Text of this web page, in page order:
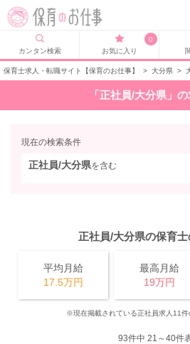
カンタン検索
0
お気に入り
保育士求人・転職サイト【保育のお仕事】 > 大分県 >
「正社員/大分県」
現在の検索条件
正社員/大分県を含む
正社員/大分県の保育
平均月給
17.5万円
最高月給
19万円
※現在掲載されている正社員求人11件
93件中 21～40件